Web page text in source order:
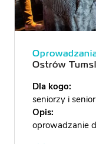
Ostrów
Dla kogo:
seniorzy i
Opis:
oprowadzanie